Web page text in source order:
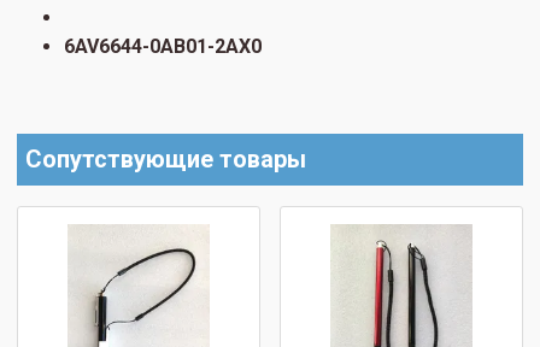
6AV6644-0AB01-2AX0
Сопутствующие товары